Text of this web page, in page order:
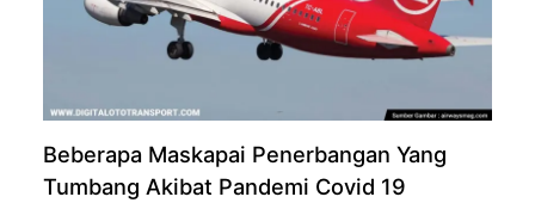
Beberapa Maskapai Penerbangan Yang
Tumbang Akibat Pandemi Covid 19